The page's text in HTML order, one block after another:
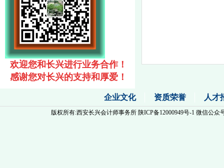
欢迎您和长兴进行业务合作！
感谢您对长兴的支持和 厚爱 ！
企业文化 资质荣誉 人才
版权所有:西安长兴会计师事务所 陕ICP备12000949号-1 微信公众